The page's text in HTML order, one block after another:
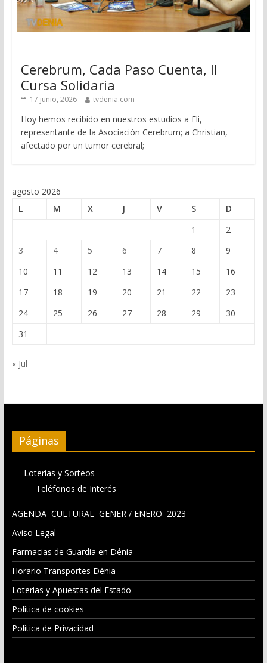
Cerebrum, Cada Paso Cuenta, II
Cursa Solidaria
17 junio, 2026 tvdenia.com
Hoy hemos recibido en nuestros estudios a Eli,
representante de la Asociación Cerebrum; a Christian,
afectado por un tumor cerebral;
agosto 2026
L
M X J V S
D
1
2
3
4 5 6 7 8
9
10
11 12 13 14 15
16
17
18 19 20 21 22
23
24
25 26 27 28 29
30
31
« Jul
Páginas
Loterias y Sorteos
Teléfonos de Interés
AGENDA CULTURAL GENER / ENERO 2023
Aviso Legal
Farmacias de Guardia en Dénia
Horario Transportes Dénia
Loterias y Apuestas del Estado
Política de cookies
Política de Privacidad